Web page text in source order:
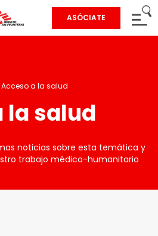
ASÓCIATE
Acceso a la salud
la salud
noticias sobre esta temática y
trabajo médico-humanitario